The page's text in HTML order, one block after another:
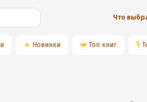
Что
🔥 Новинки ❤️ Топ книг 🎙